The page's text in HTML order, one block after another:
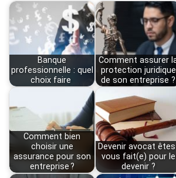
Banque
professionnelle : quel
choix faire
Comment assurer
protection juridique
de son entreprise ?
Comment bien
choisir une
assurance pour son
entreprise ?
Devenir avocat
vous fait(e) pour le
devenir ?